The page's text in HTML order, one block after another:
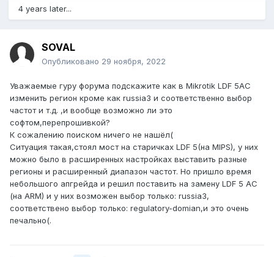
4 years later...
SOVAL
Опубликовано 29 ноября, 2022
Уважаемые гуру форума подскажите как в Mikrotik LDF 5AC
изменить регион кроме как russia3 и соответственно выбор
частот и т.д. ,и вообще возможно ли это
софтом,перепрошивкой?
К сожалению поиском ничего не нашёл(
Ситуация такая,стоял мост на старичках LDF 5(на MIPS), у них
можно было в расширенных настройках выставить разные
регионы и расширенный диапазон частот. Но пришло время
небольшого апгрейда и решил поставить на замену LDF 5 AC
(на ARM) и у них возможен выбор только: russia3,
соответствено выбор только: regulatory-domian,и это очень
печально(.